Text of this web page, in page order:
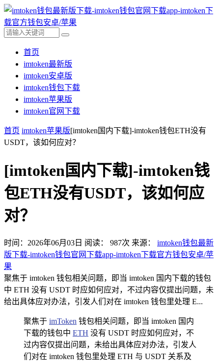
首页
imtoken最新版
imtoken安卓版
imtoken钱包下载
imtoken苹果版
imtoken官网下载
首页 imtoken苹果版[imtoken国内下载]-imtoken钱包ETH没有
USDT，该如何应对？
[imtoken国内下载]-imtoken钱
包ETH没有USDT，该如何应
对？
时间：2026年06月03日 阅读： 987次 来源： imtoken钱包最新
版下载-imtoken钱包官网下载app-imtoken下载官方钱包安卓/苹
果
聚焦于 imtoken 钱包相关问题，即当 imtoken 国内下载的钱包
中 ETH 没有 USDT 时应如何应对，不过内容仅提出问题，未
给出具体应对办法，引发人们对在 imtoken 钱包里处理 E...
聚焦于 imToken 钱包相关问题，即当 imtoken 国内
下载的钱包中 ETH 没有 USDT 时应如何应对，不
过内容仅提出问题，未给出具体应对办法，引发人
们对在 imtoken 钱包里处理 ETH 与 USDT 关系及